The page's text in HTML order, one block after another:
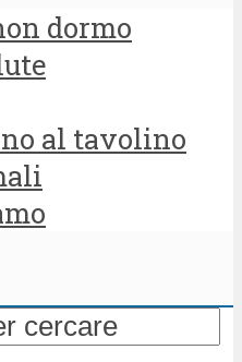
dormo
al tavolino